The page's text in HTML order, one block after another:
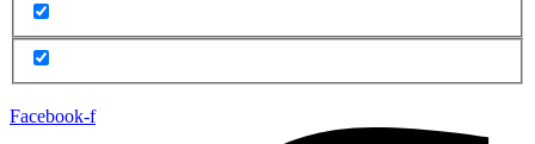
Facebook-f